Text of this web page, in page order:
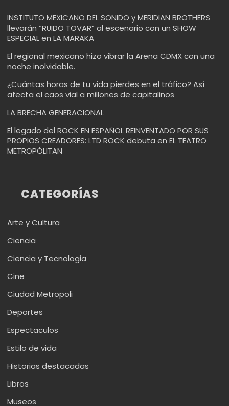
INSTITUTO MEXICANO DEL SONIDO y MERIDIAN BROTHERS
llevarán “RUIDO TOVAR” al escenario con un SHOW
ESPECIAL en LA MARAKA
El regional mexicano hizo vibrar la Arena CDMX con una
noche inolvidable.
¿Cuántas horas de tu vida pierdes en el tráfico? Así
afecta el caos vial a millones de capitalinos
LA BRECHA GENERACIONAL
El legado del ROCK EN ESPAÑOL REINVENTADO POR SUS
PROPIOS CREADORES: LTD ROCK debuta en EL TEATRO
METROPÓLITAN
CATEGORÍAS
Arte y Cultura
Ciencia
Ciencia y Tecnologia
Cine
Ciudad Metropoli
Deportes
Espectaculos
Estilo de vida
Historias destacadas
Libros
Museos